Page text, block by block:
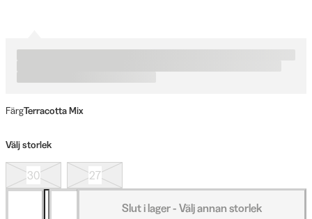
FärgTerracotta Mix
Välj storlek
30 27
Slut i lager - Välj annan storlek